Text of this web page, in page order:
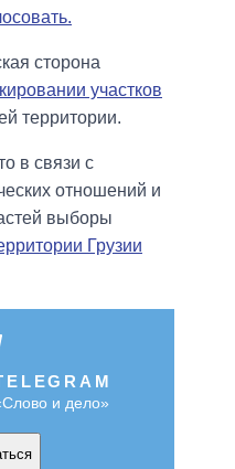
сторона
участков
территории.
в связи с
отношений и
выборы
Грузии
и дело»